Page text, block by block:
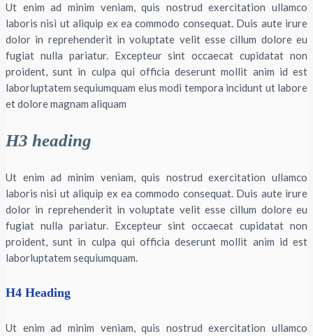
Ut enim ad minim veniam, quis nostrud exercitation ullamco
laboris nisi ut aliquip ex ea commodo consequat. Duis aute irure
dolor in reprehenderit in voluptate velit esse cillum dolore eu
fugiat nulla pariatur. Excepteur sint occaecat cupidatat non
proident, sunt in culpa qui officia deserunt mollit anim id est
laborluptatem sequiumquam eius modi tempora incidunt ut labore
et dolore magnam aliquam
H3 heading
Ut enim ad minim veniam, quis nostrud exercitation ullamco
laboris nisi ut aliquip ex ea commodo consequat. Duis aute irure
dolor in reprehenderit in voluptate velit esse cillum dolore eu
fugiat nulla pariatur. Excepteur sint occaecat cupidatat non
proident, sunt in culpa qui officia deserunt mollit anim id est
laborluptatem sequiumquam.
H4 Heading
Ut enim ad minim veniam, quis nostrud exercitation ullamco